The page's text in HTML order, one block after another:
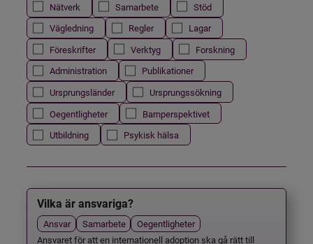
Nätverk
Samarbete
Stöd
Vägledning
Regler
Lagar
Föreskrifter
Verktyg
Forskning
Administration
Publikationer
Ursprungsländer
Ursprungssökning
Oegentligheter
Barnperspektivet
Utbildning
Psykisk hälsa
Vilka är ansvariga?
Ansvar Samarbete
Oegentligheter
Ansvaret för att en internationell adoption ska gå rätt till